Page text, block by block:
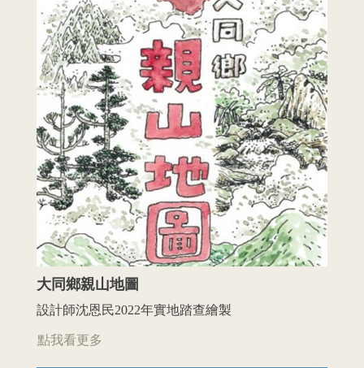
大同鄉親山地圖
設計師沈恩民2022年實地踏查繪製
點我看更多